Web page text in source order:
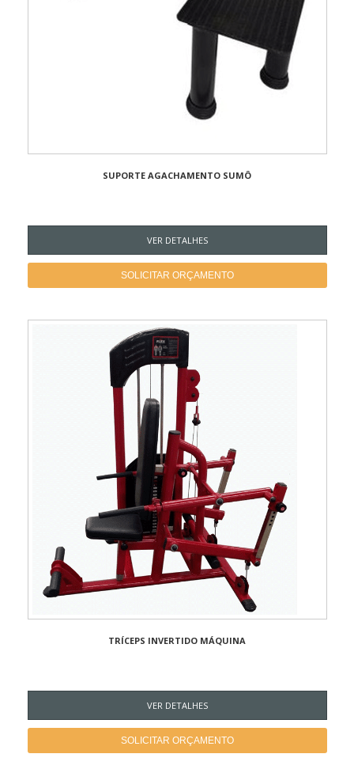
SUPORTE AGACHAMENTO SUMÔ
VER DETALHES
SOLICITAR ORÇAMENTO
TRÍCEPS INVERTIDO MÁQUINA
VER DETALHES
SOLICITAR ORÇAMENTO